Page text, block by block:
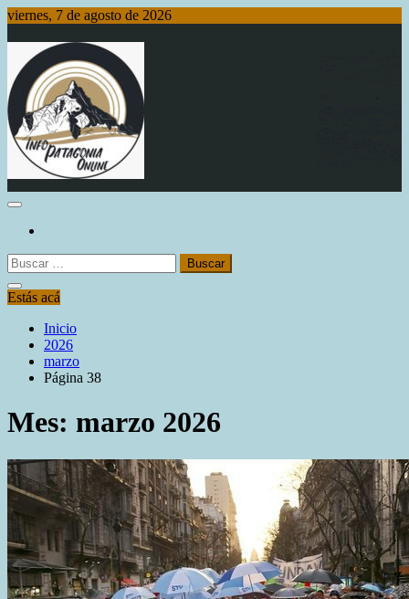
Saltar
contenido
viernes, 7 de agosto de 2026
Info Patagonia Online
Buscar:
Estás acá
Inicio
2026
marzo
Página 38
Mes: marzo 2026